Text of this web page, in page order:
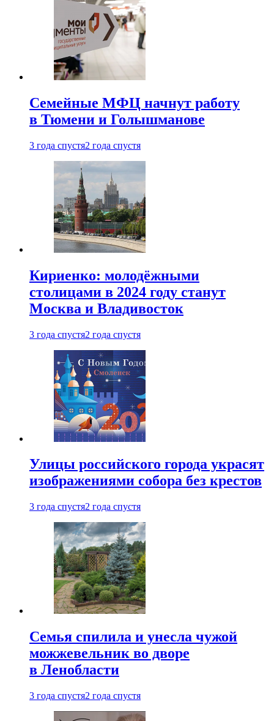
Семейные МФЦ начнут работу
в Тюмени и Голышманове
3 года спустя2 года спустя
Кириенко: молодёжными
столицами в 2024 году станут
Москва и Владивосток
3 года спустя2 года спустя
Улицы российского города украсят
изображениями собора без крестов
3 года спустя2 года спустя
Семья спилила и унесла чужой
можжевельник во дворе
в Ленобласти
3 года спустя2 года спустя